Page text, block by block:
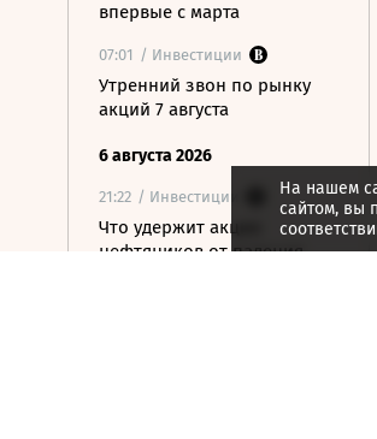
впервые с марта
07:01 / Инвестиции
Утренний звон по рынку
акций 7 августа
6 августа 2026
21:22 / Инвестиции
Что удержит акции
нефтяников от падения
На нашем
сайтом, вы